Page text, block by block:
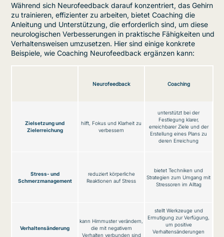
Während sich Neurofeedback darauf konzentriert, das Gehirn
zu trainieren, effizienter zu arbeiten, bietet Coaching die
Anleitung und Unterstützung, die erforderlich sind, um diese
neurologischen Verbesserungen in praktische Fähigkeiten und
Verhaltensweisen umzusetzen. Hier sind einige konkrete
Beispiele, wie Coaching Neurofeedback ergänzen kann:
Neurofeedback Coaching
Zielsetzung und
Zielerreichung
hilft, Fokus und Klarheit zu
verbessern
unterstützt bei der
Festlegung klarer,
erreichbarer Ziele und der
Erstellung eines Plans zu
deren Erreichung
Stress- und
Schmerzmanagement
reduziert körperliche
Reaktionen auf Stress
bietet Techniken und
Strategien zum Umgang mit
Stressoren im Alltag
Verhaltensänderung
kann Hirnmuster verändern,
die mit negativem
Verhalten verbunden sind
stellt Werkzeuge und
Ermutigung zur Verfügung,
um positive
Verhaltensänderungen